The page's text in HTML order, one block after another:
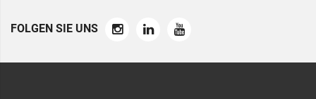
FOLGEN SIE UNS